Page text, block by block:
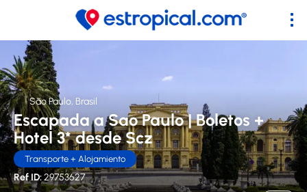
São Paulo, Brasil
Escapada a Sao Paulo | Boletos +
Hotel 3* desde Scz
Transporte + Alojamiento
Ref ID:29753627